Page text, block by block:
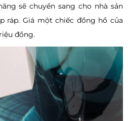
sẽ chuyển sang cho nhà sản
ráp. Giá một chiếc đồng hồ của
đồng.